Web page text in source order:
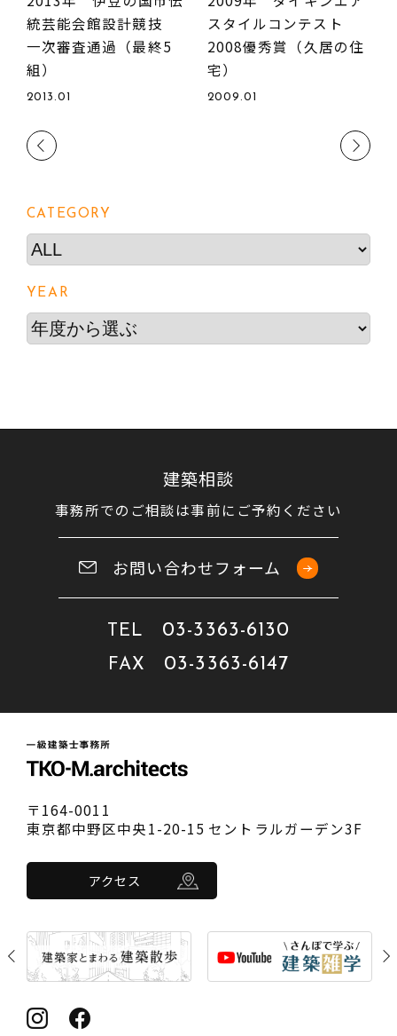
統芸能会館設計競技
一次審査通過（最終5
組）
2013.01
スタイルコンテスト
2008優秀賞（久居の住
宅）
2009.01
CATEGORY
YEAR
建築相談
事務所でのご相談は事前にご予約ください
お問い合わせフォーム
TEL 03-3363-6130
FAX 03-3363-6147
〒164-0011
東京都中野区中央1-20-15 セントラルガーデン3F
アクセス